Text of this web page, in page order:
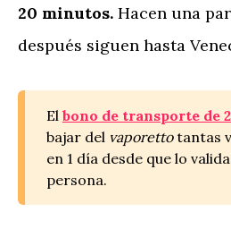
20 minutos. Hacen una
después siguen hasta
El bono de transporte de
bajar del vaporettotantas
en 1 día desde que lo
persona.